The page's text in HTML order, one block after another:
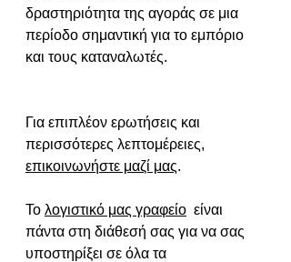
δραστηριότητα της αγοράς σε μια
περίοδο σημαντική για το εμπόριο
και τους καταναλωτές.
Για επιπλέον ερωτήσεις και
περισσότερες λεπτομέρειες,
επικοινωνήστε μαζί μας.
Το λογιστικό μας γραφείο
  είναι
πάντα στη διάθεσή σας για να σας
υποστηρίξει σε όλα τα